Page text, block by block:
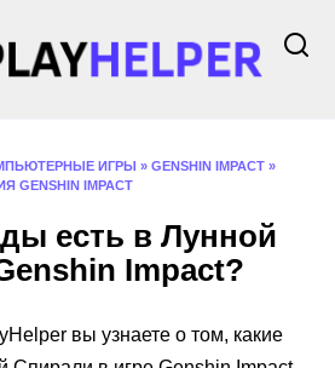
ИГРЫ » GENSHIN IMPACT »
IMPACT
есть в Лунной
Impact?
вы узнаете о том, какие